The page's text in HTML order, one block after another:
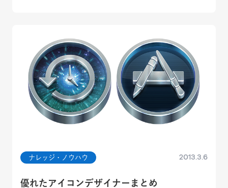
ナレッジ・ノウハウ 2013.3.6
優れたアイコンデザイナーまとめ